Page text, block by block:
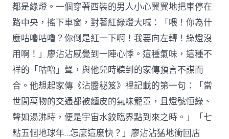
都是綠燈。一個穿著西裝的男人小心翼翼地把車停在
路中央，搖下車窗，對著紅綠燈大喊：「喂！你為什
麼咕嚕咕嚕？你倒是紅一下啊！我要向左轉！綠燈沒
用啊！」廖沾沾感覺到一陣心悸。這種氣味，這種不
祥的「咕嚕」聲，與他兒時聽到的家傳預言不謀而
合。他想起家傳《沾醬秘笈》裡記載的第一句：「當
世間萬物的交通都被麵皮的氣味籠罩，且燈號恒綠、
聲如湯沸時，便是宇宙水餃臨界點到來之時。」「七
點五個地球年…怎麼這麼快？」廖沾沾猛地衝回店